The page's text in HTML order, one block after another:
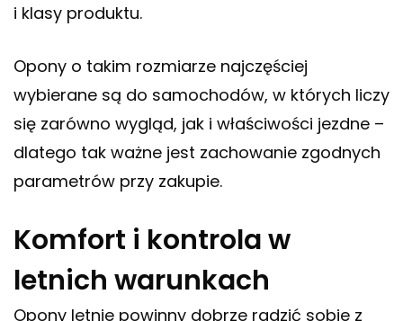
i klasy produktu.
Opony o takim rozmiarze najczęściej
wybierane są do samochodów, w których liczy
się zarówno wygląd, jak i właściwości jezdne –
dlatego tak ważne jest zachowanie zgodnych
parametrów przy zakupie.
Komfort i kontrola w
letnich warunkach
Opony letnie powinny dobrze radzić sobie z